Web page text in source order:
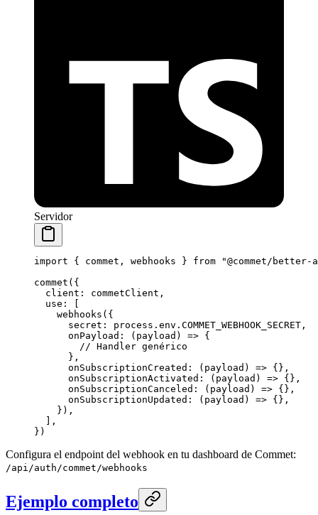
Servidor
import { commet, webhooks } from "@commet/better-
commet ({
  client: commetClient,
  use: [
    webhooks
({
      secret: process.env.
COMMET_WEBHOOK_SECRET ,
      onPayload
: ( payload ) => {
        // Handler genérico
      },
      onSubscriptionCreated
: ( payload ) => {},
      onSubscriptionActivated
: ( payload ) => {},
      onSubscriptionCanceled
: ( payload ) => {},
      onSubscriptionUpdated
: ( payload ) => {},
    }),
  ],
})
Configura el endpoint del webhook en tu dashboard de Commet:
/api/auth/commet/webhooks
Ejemplo completo